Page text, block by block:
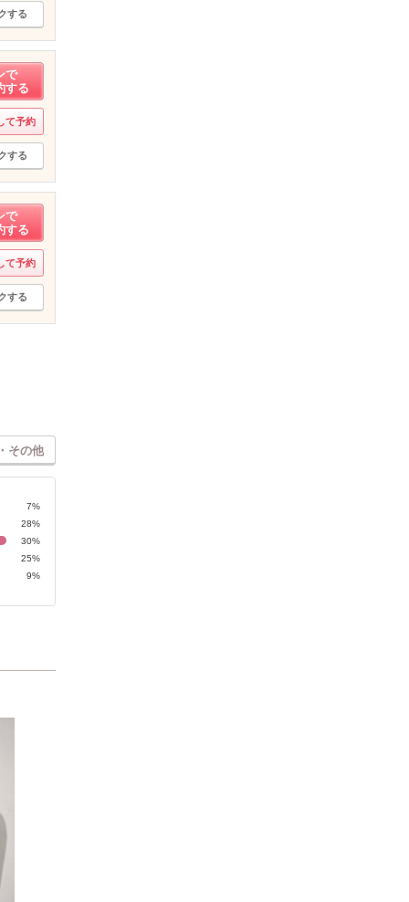
する
で
する
て予約
する
で
する
て予約
する
その他
7%
28%
30%
25%
9%